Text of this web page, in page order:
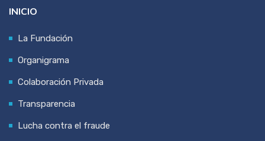
INICIO
La Fundación
Organigrama
Colaboración Privada
Transparencia
Lucha contra el fraude